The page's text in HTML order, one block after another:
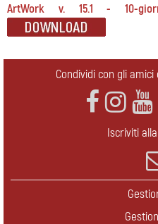
ArtWork v. 15.1 - 10-
Condividi con gli
Iscriviti